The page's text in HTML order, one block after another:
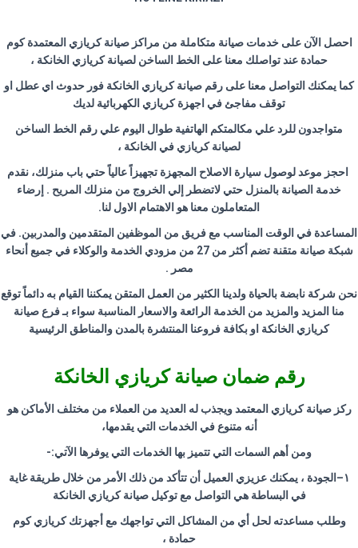
احصل الآن على خدمات صيانة متكاملة من مراكز صيانة كريازي المعتمدة كوم
حمادة عند تواصلك معنا على الخط الساخن لصيانة كريازي الخانكة ،
كما يمكنك التواصل معنا على رقم صيانة كريازي الخانكة فور حدوث اي عطل او
توقف مفاجئ في اجهزة كريازي الكهربائية لديك
متواجدون للرد علي مكالمتكم الهاتفية طوال اليوم علي رقم الخط الساخن
لصيانة كريازي في الخانكة ،
احجز موعد لوصول سيارة الاصلاح المجهزة تجهيزاً عالياً حتي باب منزلك، نقدم
خدمة الصيانة بالمنزل حتي لاتضطر إلي الخروج من منزلك المريح . إرضاء
المتعاملون معنا هو الاهتمام الاول لنا.
المساعدة في الوقت المناسب مع فريق من الموظفين المتقدمين والمدربين. في
شبكة صيانة متقنة تضم أكثر من 27 من مزودي الخدمة والوكلاء في جميع أنحاء
مصر .
نحن شركة نابضة بالحياة ولدينا الكثير من العمل المتقن يمكننا القيام به دائماً توقع
منا المزيد والمزيد من الخدمة الرائعة والاسعار المناسبة سواء بـ فرع صيانة
كريازي الخانكة او بكافة فروعنا المنتشرة بالمدن والمناطق الرئيسية
رقم ضمان صيانة كريازي الخانكة
ركز صيانة كريازي المعتمد ويجذب له العديد من العملاء من مختلف الأماكن هو
أنه متنوع في الخدمات التي يقدمها،
ومن أهم السمات التي تتميز بها الخدمات التي يوفرها الآتي:-
١– الجودة ، يمكنك عزيزي العميل أن تتأكد من ذلك الأمر من خلال طريقة غاية
في البساطة هي التواصل مع توكيل صيانة كريازي الخانكة
وطلب مساعدته لحل أي من المشاكل التي تواجهك مع أجهزتك كريازي كوم
حمادة ،